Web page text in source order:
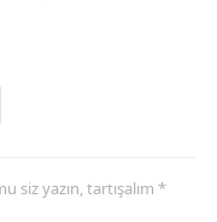
siz yazın, tartışalım *